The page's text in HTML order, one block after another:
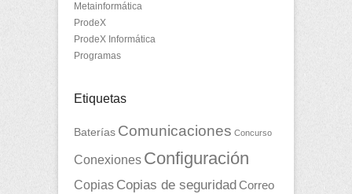
Metainformática
ProdeX
ProdeX Informática
Programas
Etiquetas
Baterías Comunicaciones Concurso
Conexiones Configuración
Copias Copias de seguridadCorreo